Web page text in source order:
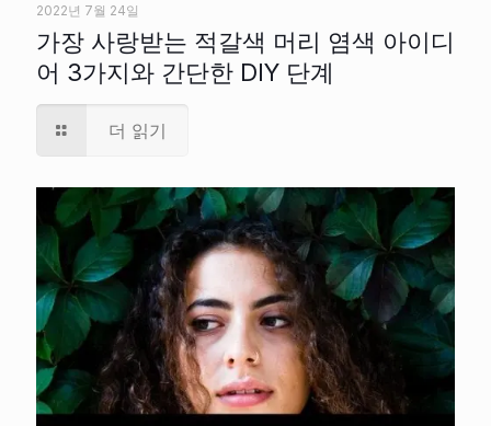
2022년 7월 24일
가장 사랑받는 적갈색 머리 염색 아이디
어 3가지와 간단한 DIY 단계
더 읽기